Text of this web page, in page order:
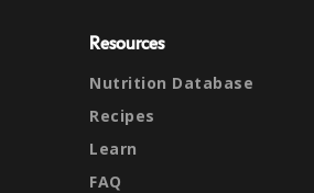
Resources
Nutrition Database
Recipes
Learn
FAQ